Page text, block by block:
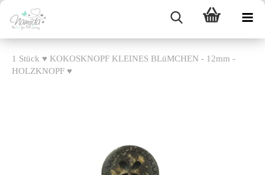
1 Stück ♥ KOKOSKNOPF KLEINES BLüMCHEN - 12mm -
HOLZKNOPF ♥